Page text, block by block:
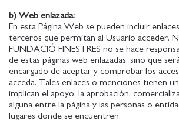
b) Web enlazada:
En esta Página Web se pueden incluir
terceros que permitan al Usuario acceder.
FUNDACIÓ FINESTRES no se hace
de estas páginas web enlazadas, sino que
encargado de aceptar y comprobar los
acceda. Tales enlaces o menciones tienen
implican el apoyo, la aprobación,
alguna entre la página y las personas o
lugares donde se encuentren.